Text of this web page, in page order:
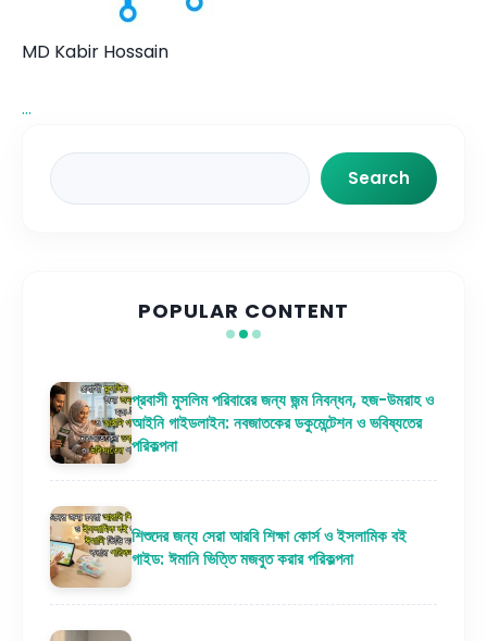
MD Kabir Hossain
...
Search
Search
POPULAR CONTENT
প্রবাসী মুসলিম পরিবারের জন্য জন্ম নিবন্ধন, হজ-উমরাহ ও
আইনি গাইডলাইন: নবজাতকের ডকুমেন্টেশন ও ভবিষ্যতের
পরিকল্পনা
শিশুদের জন্য সেরা আরবি শিক্ষা কোর্স ও ইসলামিক বই
গাইড: ঈমানি ভিত্তি মজবুত করার পরিকল্পনা